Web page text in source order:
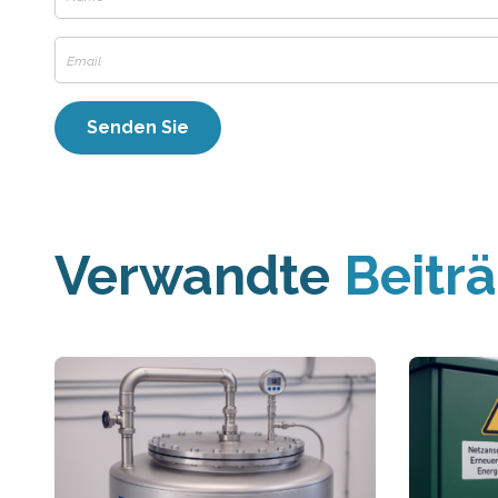
Verwandte